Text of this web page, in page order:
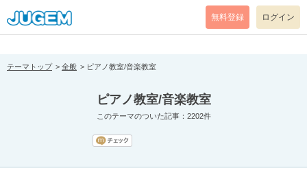
[pear_error: message="Success" code=0 mode=return level=notice
prefix="" info=""]
無料登録 ログイン
テーマトップ 全般 ピアノ教室/音楽教室
ピアノ教室/音楽教室
このテーマのついた記事：2202件